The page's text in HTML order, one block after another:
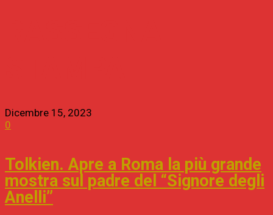
Dicembre 15, 2023
0
Tolkien. Apre a Roma la più grande
mostra sul padre del “Signore degli
Anelli”